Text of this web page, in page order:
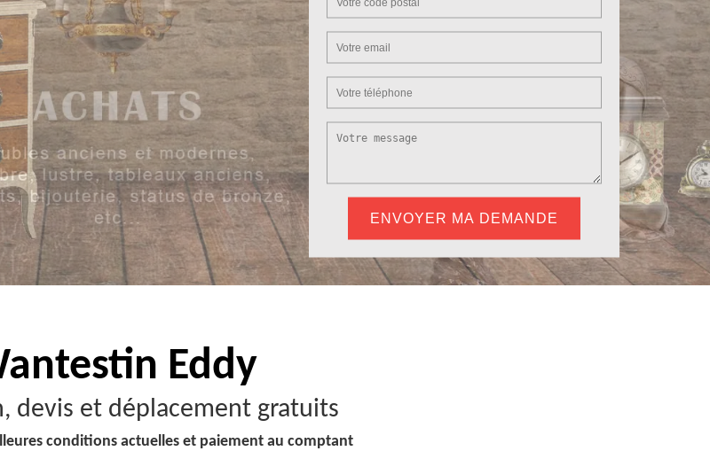
Eddy
devis et déplacement gratuits
conditions actuelles et paiement au comptant